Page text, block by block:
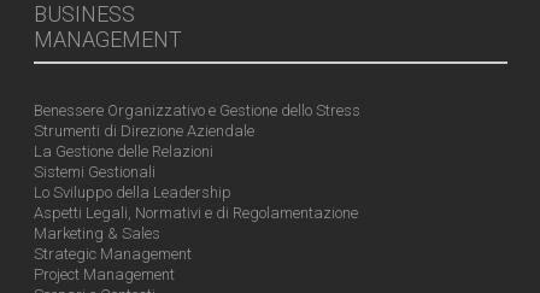
BUSINESS
MANAGEMENT
Benessere Organizzativo e Gestione dello Stress
Strumenti di Direzione Aziendale
La Gestione delle Relazioni
Sistemi Gestionali
Lo Sviluppo della Leadership
Aspetti Legali, Normativi e di Regolamentazione
Marketing & Sales
Strategic Management
Project Management